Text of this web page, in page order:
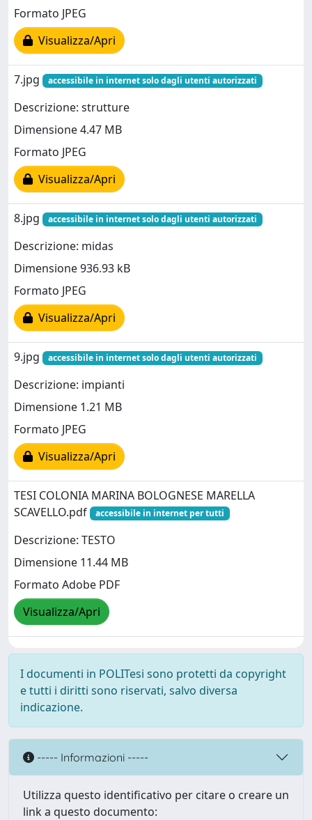
Formato JPEG
Visualizza/Apri
7.jpg accessibile in internet solo dagli utenti autorizzati
Descrizione: strutture
Dimensione 4.47 MB
Formato JPEG
Visualizza/Apri
8.jpg accessibile in internet solo dagli utenti autorizzati
Descrizione: midas
Dimensione 936.93 kB
Formato JPEG
Visualizza/Apri
9.jpg accessibile in internet solo dagli utenti autorizzati
Descrizione: impianti
Dimensione 1.21 MB
Formato JPEG
Visualizza/Apri
TESI COLONIA MARINA BOLOGNESE MARELLA
SCAVELLO.pdf
accessibile in internet per tutti
Descrizione: TESTO
Dimensione 11.44 MB
Formato Adobe PDF
Visualizza/Apri
I documenti in POLITesi sono protetti da copyright
e tutti i diritti sono riservati, salvo diversa
indicazione.
----- Informazioni -----
Utilizza questo identificativo per citare o creare un
link a questo documento: